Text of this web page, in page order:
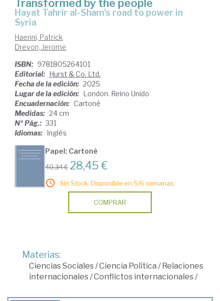
Transformed by the people
Hayat Tahrir al-Sham's road to power in
Syria
Haenni, Patrick
Drevon, Jerome
ISBN: 9781805264101
Editorial: Hurst & Co. Ltd.
Fecha de la edición: 2025
Lugar de la edición: London. Reino Unido
Encuadernación: Cartoné
Medidas: 24 cm
Nº Pág.: 331
Idiomas: Inglés
Papel: Cartoné
40,34 € 28,45 €
Sin Stock. Disponible en 5/6 semanas.
COMPRAR
Materias:
Ciencias Sociales/Ciencia Política /Relaciones
internacionales/Conflictos internacionales/